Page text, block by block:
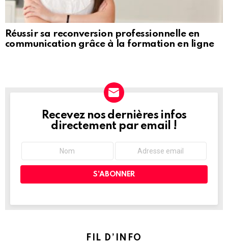
Réussir sa reconversion professionnelle en
communication grâce à la formation en ligne
NEWSLETTER
Recevez nos dernières infos
directement par email !
FIL D’INFO